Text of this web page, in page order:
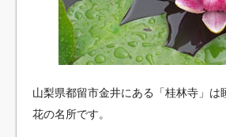
山梨県都留市金井にある「桂林寺」は
花の名所です。